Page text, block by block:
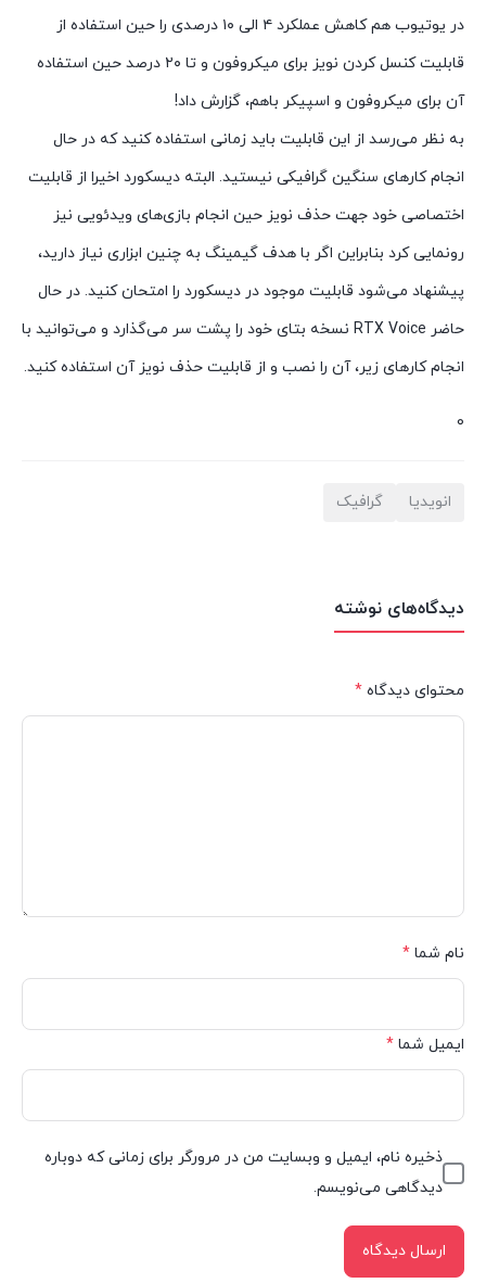
در یوتیوب هم کاهش عملکرد ۴ الی ۱۰ درصدی را حین استفاده از
قابلیت کنسل کردن نویز برای میکروفون و تا ۲۰ درصد حین استفاده
آن برای میکروفون و اسپیکر باهم، گزارش داد!
به نظر می‌رسد از این قابلیت باید زمانی استفاده کنید که در حال
انجام کارهای سنگین گرافیکی نیستید. البته دیسکورد اخیرا از قابلیت
اختصاصی خود جهت حذف نویز حین انجام بازی‌های ویدئویی نیز
رونمایی کرد بنابراین اگر با هدف گیمینگ به چنین ابزاری نیاز دارید،
پیشنهاد می‌شود قابلیت موجود در دیسکورد را امتحان کنید. در حال
حاضر RTX Voice نسخه بتای خود را پشت سر می‌گذارد و می‌توانید با
انجام کارهای زیر، آن را نصب و از قابلیت حذف نویز آن استفاده کنید.
0
انویدیا گرافیک
دیدگاه‌های نوشته
محتوای دیدگاه *
نام شما *
ایمیل شما *
ذخیره نام، ایمیل و وبسایت من در مرورگر برای زمانی که دوباره
دیدگاهی می‌نویسم.